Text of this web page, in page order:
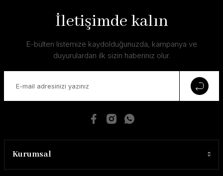
İletişimde kalın
E-bülten listemize kaydolduğunuzda, kampanya ve
duyurulardan ilk sizin haberiniz olur.
Kurumsal